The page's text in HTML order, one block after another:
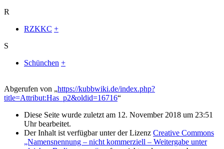
R
RZKKC +
S
Schünchen +
Abgerufen von „https://kubbwiki.de/index.php?
title=Attribut:Has_p2&oldid=16716“
Diese Seite wurde zuletzt am 12. November 2018 um 23:51
Uhr bearbeitet.
Der Inhalt ist verfügbar unter der Lizenz Creative Commons
„Namensnennung – nicht kommerziell – Weitergabe unter